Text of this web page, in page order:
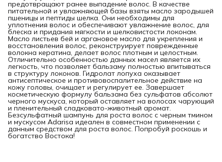
предотвращают ранее выпадение волос. В качестве
питательной и увлажняющей базы взяты масло зародышей
пшеницы и пептиды шелка. Они необходимы для
уплотнения волос и обеспечивают увлажнение волос, для
блеска и придания мягкости и шелковистости локонам.
Масло листьев бей и аргановое масло для укрепления и
восстановления волос, реконструирует поврежденные
волокна кератина, делает волос плотным и целостным.
Отличительно особенностью данных масел является их
легкость, что позволяет бальзаму полностью впитываться
в структуру локонов. Гидролат лопуха оказывает
антисептическое и противовоспалительное действие на
кожу головы, очищает и регулирует ее. Завершает
косметическую формулу бальзама без сульфатов абсолют
черного мускуса, который оставляет на волосах чарующий
и пленительный сладковато-животный аромат.
Безсульфатный шампунь для роста волос с черным тмином
и мускусом Adarisa идеален в совместном применении с
данным средством для роста волос. Попробуй роскошь и
богатство Востока!